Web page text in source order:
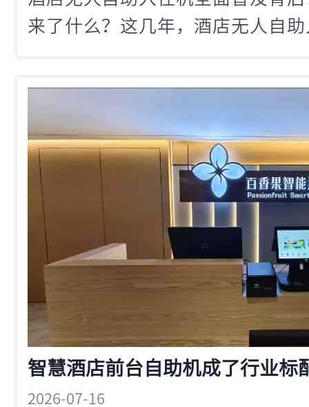
来了什么？这几年，酒店无人自
着什么？今天我们来深入聊聊这个
2026-07-16